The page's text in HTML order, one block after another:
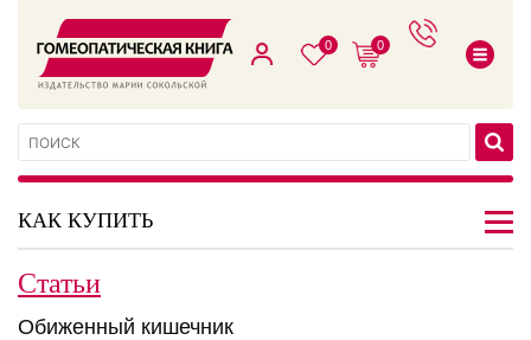
0 0
КАК КУПИТЬ
Статьи
Обиженный кишечник